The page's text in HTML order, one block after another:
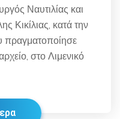
Ναυτιλίας και
Κικίλιας, κατά την
πραγματοποίησε
στο Λιμενικό